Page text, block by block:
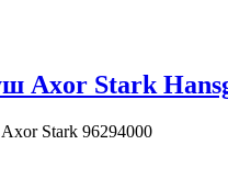
Axor Stark
Stark 96294000